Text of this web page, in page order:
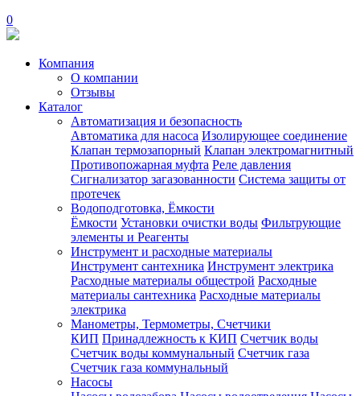
0
Компания
О компании
Отзывы
Каталог
Автоматизация и безопасность
Автоматика для насоса Изолирующее соединение
Клапан термозапорный Клапан электромагнитный
Противопожарная муфта Реле давления
Сигнализатор загазованности Система защиты от
протечек
Водоподготовка, Ёмкости
Ёмкости Установки очистки воды Фильтрующие
элементы и Реагенты
Инструмент и расходные материалы
Инструмент сантехника Инструмент электрика
Расходные материалы общестрой Расходные
материалы сантехника Расходные материалы
электрика
Манометры, Термометры, Счетчики
КИП Принадлежность к КИП Счетчик воды
Счетчик воды коммунальный Счетчик газа
Счетчик газа коммунальный
Насосы